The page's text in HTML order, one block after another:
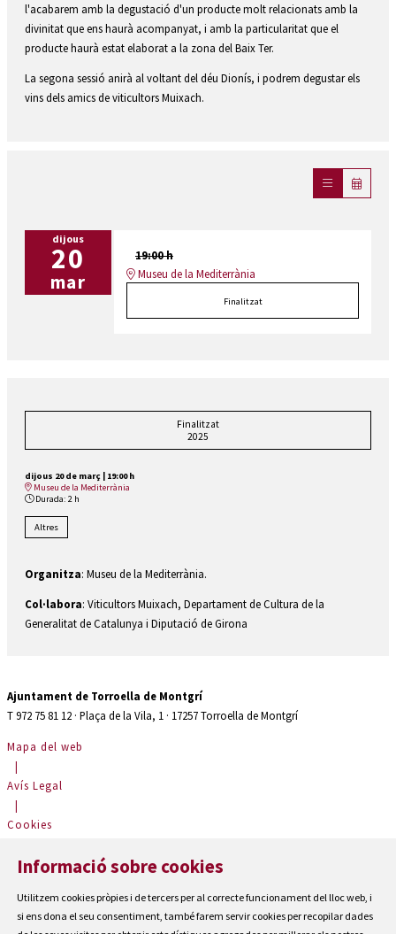
l'acabarem amb la degustació d'un producte molt relacionats amb la
divinitat que ens haurà acompanyat, i amb la particularitat que el
producte haurà estat elaborat a la zona del Baix Ter.
La segona sessió anirà al voltant del déu Dionís, i podrem degustar els
vins dels amics de viticultors Muixach.
dijous
20
mar
19:00 h
Museu de la Mediterrània
Finalitzat
Finalitzat
2025
dijous 20 de març
19:00 h
Museu de la Mediterrània
Durada: 2 h
Altres
Organitza: Museu de la Mediterrània.
Col·labora: Viticultors Muixach, Departament de Cultura de la
Generalitat de Catalunya i Diputació de Girona
Ajuntament de Torroella de Montgrí
T 972 75 81 12 · Plaça de la Vila, 1 · 17257 Torroella de Montgrí
Mapa del web
|
Avís Legal
|
Cookies
Contactar
Accessibilitat
Informació sobre cookies
Utilitzem cookies pròpies i de tercers per al correcte funcionament del lloc web, i
si ens dona el seu consentiment, també farem servir cookies per recopilar dades